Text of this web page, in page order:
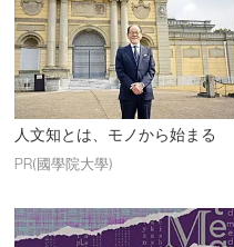
人文知とは、モノから始まる
PR(國學院大學)